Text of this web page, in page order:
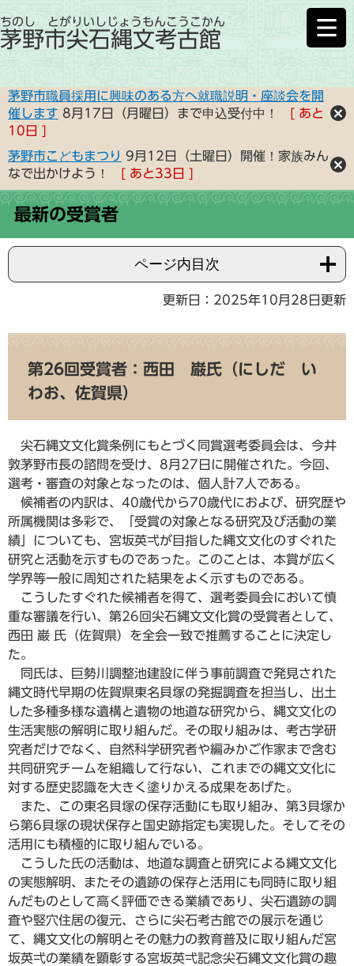
茅野市尖石縄文考古館
ちのし とがりいしじょうもんこうこかん
茅野市職員採用に興味のある方へ就職説明・座談会を開
催します 8月17日（月曜日）まで申込受付中！
あと
10 日
茅野市こどもまつり 9月12日（土曜日）開催！家族みん
なで出かけよう！
あと33 日
最新の受賞者
ページ内目次
更新日：2025年10月28日更新
第26回受賞者：西田 巌氏（にしだ い
わお、佐賀県）
尖石縄文文化賞条例にもとづく同賞選考委員会は、今井
敦茅野市長の諮問を受け、8月27日に開催された。今回、
選考・審査の対象となったのは、個人計7人である。
候補者の内訳は、40歳代から70歳代におよび、研究歴や
所属機関は多彩で、「受賞の対象となる研究及び活動の業
績」についても、宮坂英弌が目指した縄文文化のすぐれた
研究と活動を示すものであった。このことは、本賞が広く
学界等一般に周知された結果をよく示すものである。
こうしたすぐれた候補者を得て、選考委員会において慎
重な審議を行い、第26回尖石縄文文化賞の受賞者として、
西田 巌 氏（佐賀県）を全会一致で推薦することに決定し
た。
同氏は、巨勢川調整池建設に伴う事前調査で発見された
縄文時代早期の佐賀県東名貝塚の発掘調査を担当し、出土
した多種多様な遺構と遺物の地道な研究から、縄文文化の
生活実態の解明に取り組んだ。その取り組みは、考古学研
究者だけでなく、自然科学研究者や編みかご作家まで含む
共同研究チームを組織して行ない、これまでの縄文文化に
対する歴史認識を大きく塗りかえる成果をあげた。
また、この東名貝塚の保存活動にも取り組み、第3貝塚か
ら第6貝塚の現状保存と国史跡指定も実現した。そしてその
活用にも積極的に取り組んでいる。
こうした氏の活動は、地道な調査と研究による縄文文化
の実態解明、またその遺跡の保存と活用にも同時に取り組
んだものとして高く評価できる業績であり、尖石遺跡の調
査や竪穴住居の復元、さらに尖石考古館での展示を通じ
て、縄文文化の解明とその魅力の教育普及に取り組んだ宮
坂英弌の業績を顕彰する宮坂英弌記念尖石縄文文化賞の趣